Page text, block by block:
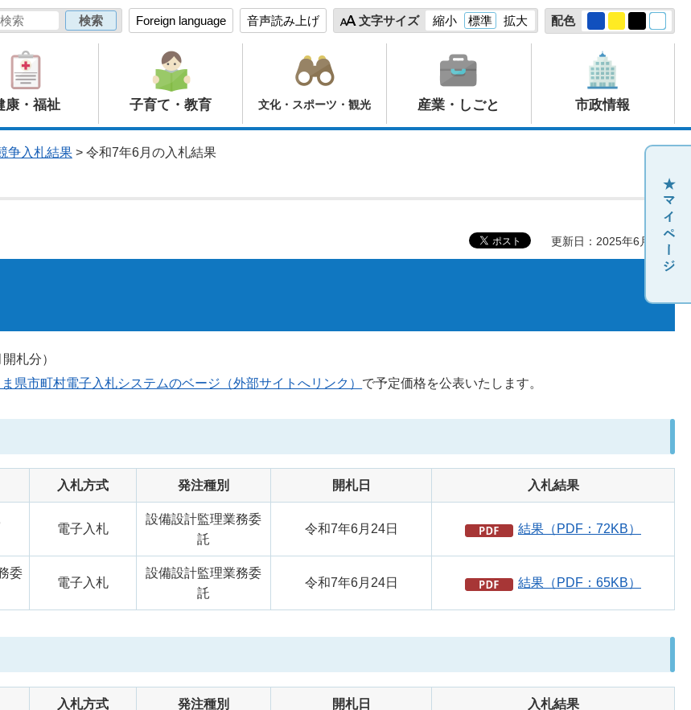
Foreign language 音声読み上げ 文字サイズ 縮小 標準 拡大 配色
康・福祉 子育て・教育 文化・スポーツ・観光 産業・しごと 市政情報
争入札結果> 令和7年6月の入札結果
更新日：2025年6月25日
札分）
県市町村電子入札システムのベージ（外部サイトへリンク） で予定価格を公表いたします。
入札方式 発注種別 開札日 入札結果
電子入札
設備設計監理業務委
託
令和7年6月24日 結果（PDF：72KB）
委
電子入札
設備設計監理業務委
託
令和7年6月24日 結果（PDF：65KB）
入札方式 発注種別 開札日 入札結果